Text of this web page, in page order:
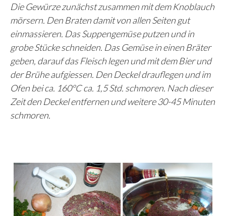
Die Gewürze zunächst zusammen mit dem Knoblauch
mörsern. Den Braten damit von allen Seiten gut
einmassieren. Das Suppengemüse putzen und in
grobe Stücke schneiden. Das Gemüse in einen Bräter
geben, darauf das Fleisch legen und mit dem Bier und
der Brühe aufgiessen. Den Deckel drauflegen und im
Ofen bei ca. 160°C ca. 1,5 Std. schmoren. Nach dieser
Zeit den Deckel entfernen und weitere 30-45 Minuten
schmoren.